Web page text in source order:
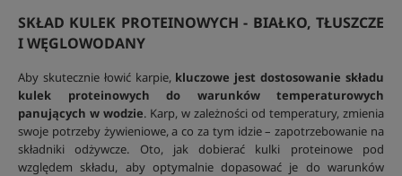
SKŁAD KULEK PROTEINOWYCH - BIAŁKO, TŁUSZCZE
I WĘGLOWODANY
Aby skutecznie łowić karpie, kluczowe jest dostosowanie składu
kulek proteinowych do warunków temperaturowych
panujących w wodzie. Karp, w zależności od temperatury, zmienia
swoje potrzeby żywieniowe, a co za tym idzie – zapotrzebowanie na
składniki odżywcze. Oto, jak dobierać kulki proteinowe pod
względem składu, aby optymalnie dopasować je do warunków